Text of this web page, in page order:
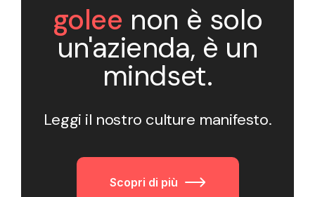
golee non è solo
un'azienda, è un
mindset.
Leggi il nostro culture manifesto.
Scopri di più